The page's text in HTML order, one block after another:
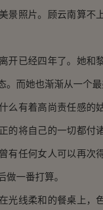
景照片。顾云南算不
已经四年了。她和
。而她也渐渐从一个
有着高尚责任感的
的将自己的一切都付
有任何女人可以再次
做一番打算。
线柔和的餐桌上，